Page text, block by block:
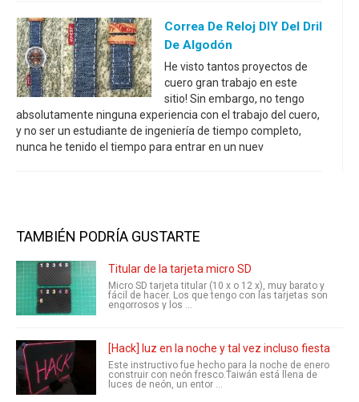
Correa De Reloj DIY Del Dril
De Algodón
He visto tantos proyectos de
cuero gran trabajo en este
sitio! Sin embargo, no tengo
absolutamente ninguna experiencia con el trabajo del cuero,
y no ser un estudiante de ingeniería de tiempo completo,
nunca he tenido el tiempo para entrar en un nuev
TAMBIÉN PODRÍA GUSTARTE
Titular de la tarjeta micro SD
Micro SD tarjeta titular (10 x o 12 x), muy barato y
fácil de hacer. Los que tengo con las tarjetas son
engorrosos y los ...
[Hack] luz en la noche y tal vez incluso fiesta
Este instructivo fue hecho para la noche de enero
construir con neón fresco.Taiwán está llena de
luces de neón, un entor ...